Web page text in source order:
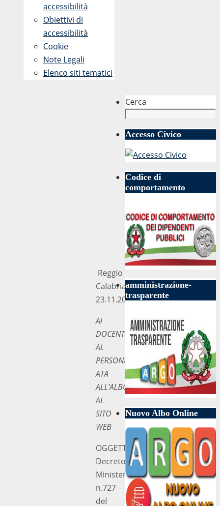
Reggio
Calabria,
23.11.2018
AI
DOCENTI
AL
PERSONALE
ATA
ALL’ALBO
AL
SITO
WEB
OGGETTO:
Decreto
Ministeriale
n.727
del
accessibilità
Obiettivi di
accessibilità
Cookie
Note Legali
Elenco siti tematici
Cerca
Accesso Civico
Codice di
comportamento
amministrazione-
trasparente
Nuovo Albo Online